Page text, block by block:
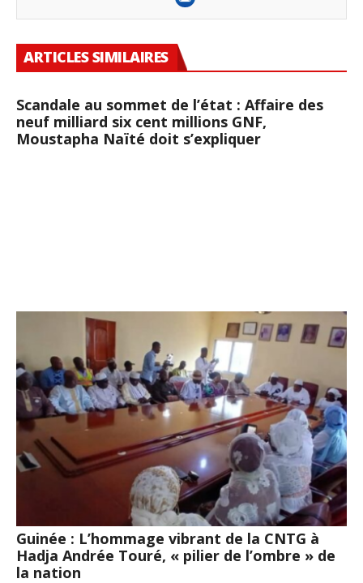
ARTICLES SIMILAIRES
Scandale au sommet de l’état : Affaire des
neuf milliard six cent millions GNF,
Moustapha Naïté doit s’expliquer
Guinée : L’hommage vibrant de la CNTG à
Hadja Andrée Touré, « pilier de l’ombre » de
la nation